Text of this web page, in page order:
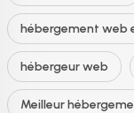
hébergement web
hébergeur web
Meilleur